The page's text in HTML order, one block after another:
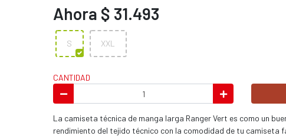
Ahora $ 31.493
S XXL
CANTIDAD
La camiseta técnica de manga larga Ranger Vert es como un
rendimiento del tejido técnico con la comodidad de tu